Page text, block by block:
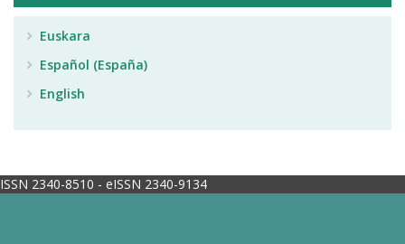
Euskara
Español (España)
English
ISSN 2340-8510 - eISSN 2340-9134